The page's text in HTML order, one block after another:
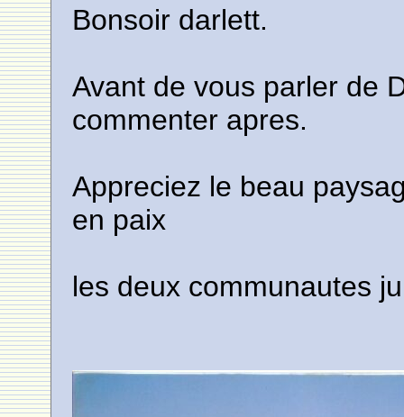
Bonsoir darlett.
Avant de vous parler de
commenter apres.
Appreciez le beau
en paix
les deux communautes